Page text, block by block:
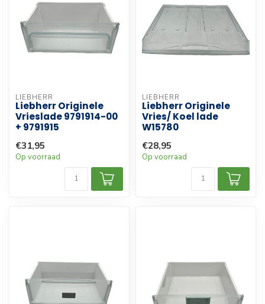
LIEBHERR
Liebherr Originele
Vrieslade 9791914-00
+ 9791915
€31,95
Op voorraad
LIEBHERR
Liebherr Originele
Vries/ Koel lade
W15780
€28,95
Op voorraad